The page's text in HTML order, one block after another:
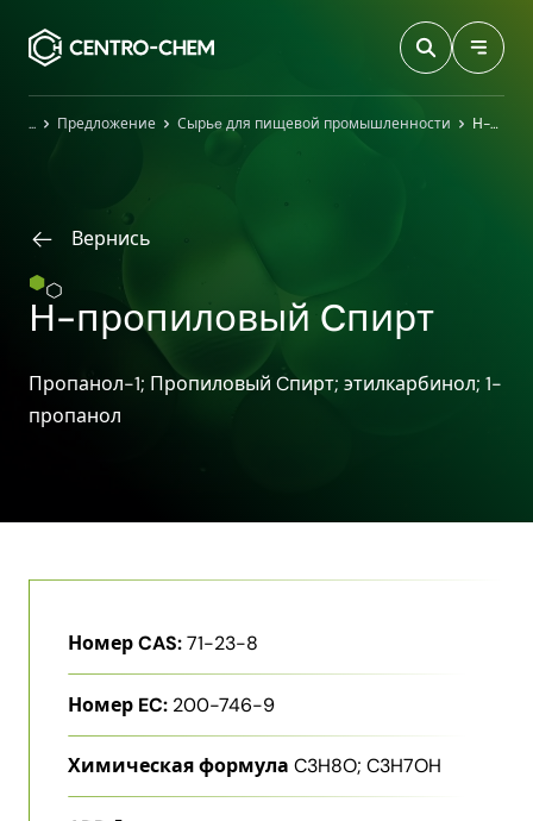
ГлавнаяПредложение Сырьe для пищевой промышленности Н-пропиловый Cпирт
Вернись
Н-пропиловый Cпирт
Пропанол-1; Пропиловый Cпирт; этилкарбинол; 1-
пропанол
Номер CAS:71-23-8
Номер EC: 200-746-9
Химическая формула C3H8O; C3H7OH